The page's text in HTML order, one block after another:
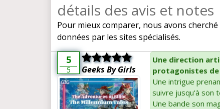
détails des avis et notes
Pour mieux comparer, nous avons
données par les sites spécialisés.
5
5 Geeks By Girls
Une direction
protagonistes
Une intrigue
suivre jusqu'à son
Une bande son